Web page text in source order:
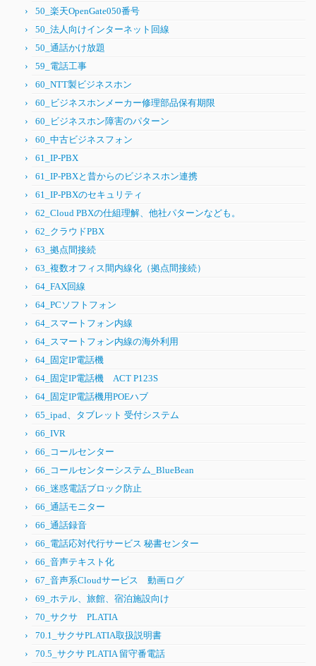
50_楽天OpenGate050番号
50_法人向けインターネット回線
50_通話かけ放題
59_電話工事
60_NTT製ビジネスホン
60_ビジネスホンメーカー修理部品保有期限
60_ビジネスホン障害のパターン
60_中古ビジネスフォン
61_IP-PBX
61_IP-PBXと昔からのビジネスホン連携
61_IP-PBXのセキュリティ
62_Cloud PBXの仕組理解、他社パターンなども。
62_クラウドPBX
63_拠点間接続
63_複数オフィス間内線化（拠点間接続）
64_FAX回線
64_PCソフトフォン
64_スマートフォン内線
64_スマートフォン内線の海外利用
64_固定IP電話機
64_固定IP電話機 ACT P123S
64_固定IP電話機用POEハブ
65_ipad、タブレット 受付システム
66_IVR
66_コールセンター
66_コールセンターシステム_BlueBean
66_迷惑電話ブロック防止
66_通話モニター
66_通話録音
66_電話応対代行サービス 秘書センター
66_音声テキスト化
67_音声系Cloudサービス 動画ログ
69_ホテル、旅館、宿泊施設向け
70_サクサ PLATIA
70.1_サクサPLATIA取扱説明書
70.5_サクサ PLATIA 留守番電話